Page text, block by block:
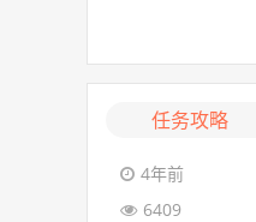
任务攻略
4年前
6409